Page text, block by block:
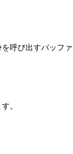
呼び出すバッフ
。